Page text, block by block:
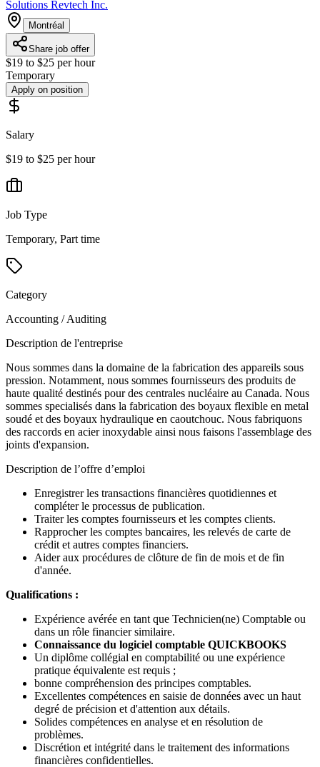
Solutions Revtech Inc.
Montréal
Share job offer
$19 to $25 per hour
Temporary
Apply on position
Salary
$19 to $25 per hour
Job Type
Temporary, Part time
Category
Accounting / Auditing
Description de l'entreprise
Nous sommes dans la domaine de la fabrication des appareils sous
pression. Notamment, nous sommes fournisseurs des produits de
haute qualité destinés pour des centrales nucléaire au Canada. Nous
sommes specialisés dans la fabrication des boyaux flexible en metal
soudé et des boyaux hydraulique en caoutchouc. Nous fabriquons
des raccords en acier inoxydable ainsi nous faisons l'assemblage des
joints d'expansion.
Description de l’offre d’emploi
Enregistrer les transactions financières quotidiennes et
compléter le processus de publication.
Traiter les comptes fournisseurs et les comptes clients.
Rapprocher les comptes bancaires, les relevés de carte de
crédit et autres comptes financiers.
Aider aux procédures de clôture de fin de mois et de fin
d'année.
Qualifications :
Expérience avérée en tant que Technicien(ne) Comptable ou
dans un rôle financier similaire.
Connaissance du logiciel comptable QUICKBOOKS
Un diplôme collégial en comptabilité ou une expérience
pratique équivalente est requis ;
bonne compréhension des principes comptables.
Excellentes compétences en saisie de données avec un haut
degré de précision et d'attention aux détails.
Solides compétences en analyse et en résolution de
problèmes.
Discrétion et intégrité dans le traitement des informations
financières confidentielles.